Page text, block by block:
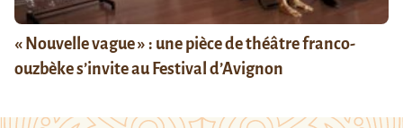
« Nouvelle vague » : une pièce de théâtre franco-
ouzbèke s’invite au Festival d’Avignon